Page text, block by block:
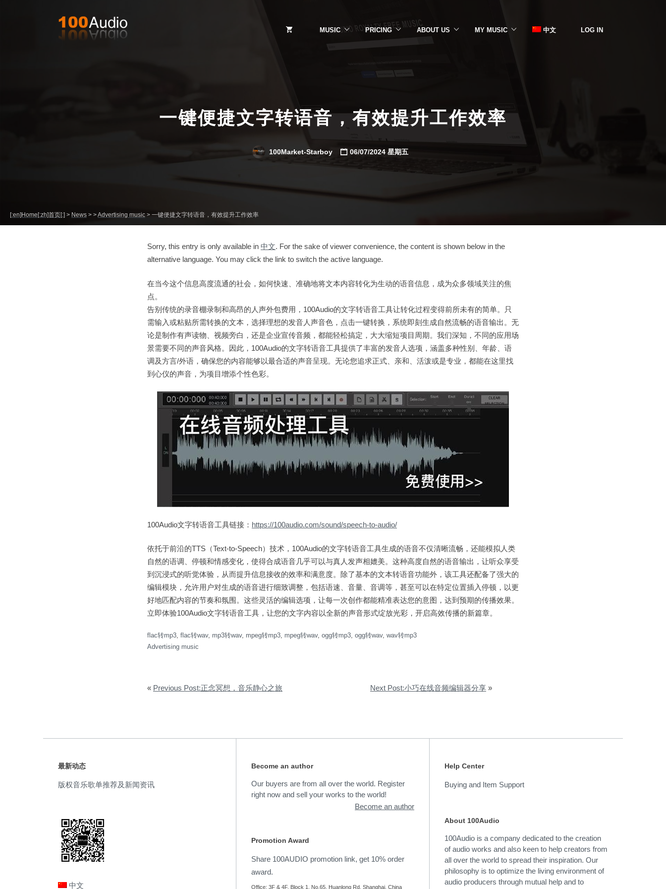
MUSIC PRICING ABOUT US MY MUSIC 中文 LOG IN
一键便捷文字转语音，有效提升工作效率
100Market-Starboy 06/07/2024 星期五
[:en]Home[:zh]首页[:] > News > >Advertising music > 一键便捷文字转语音，有效提升工作效率
Sorry, this entry is only available in 中文. For the sake of viewer convenience, the content is shown below in the
alternative language. You may click the link to switch the active language.
在当今这个信息高度流通的社会，如何快速、准确地将文本内容转化为生动的语音信息，成为众多领域关注的焦
点。
告别传统的录音棚录制和高昂的人声外包费用，100Audio的文字转语音工具让转化过程变得前所未有的简单。只
需输入或粘贴所需转换的文本，选择理想的发音人声音色，点击一键转换，系统即刻生成自然流畅的语音输出。无
论是制作有声读物、视频旁白，还是企业宣传音频，都能轻松搞定，大大缩短项目周期。我们深知，不同的应用场
景需要不同的声音风格。因此，100Audio的文字转语音工具提供了丰富的发音人选项，涵盖多种性别、年龄、语
调及方言/外语，确保您的内容能够以最合适的声音呈现。无论您追求正式、亲和、活泼或是专业，都能在这里找
到心仪的声音，为项目增添个性色彩。
100Audio文字转语音工具链接： https://100audio.com/sound/speech-to-audio/
依托于前沿的TTS（Text-to-Speech）技术，100Audio的文字转语音工具生成的语音不仅清晰流畅，还能模拟人类
自然的语调、停顿和情感变化，使得合成语音几乎可以与真人发声相媲美。这种高度自然的语音输出，让听众享受
到沉浸式的听觉体验，从而提升信息接收的效率和满意度。除了基本的文本转语音功能外，该工具还配备了强大的
编辑模块，允许用户对生成的语音进行细致调整，包括语速、音量、音调等，甚至可以在特定位置插入停顿，以更
好地匹配内容的节奏和氛围。这些灵活的编辑选项，让每一次创作都能精准表达您的意图，达到预期的传播效果。
立即体验100Audio文字转语音工具，让您的文字内容以全新的声音形式绽放光彩，开启高效传播的新篇章。
flac转mp3 flac转wav, mp3转wav, mpeg转mp3 mpeg转wav, ogg转mp3 ogg转wav, wav转mp3
Advertising music
« Previous Post:正念冥想，音乐静心之旅 Next Post:小巧在线音频编辑器分享 »
最新动态
版权音乐歌单推荐及新闻资讯
中文
Become an author
Our buyers are from all over the world. Register
right now and sell your works to the world!
Become an author
Promotion Award
Share 100AUDIO promotion link, get 10% order
award.
Office: 3F & 4F, Block 1, No.65, Huanlong Rd, Shanghai, China
Help Center
Buying and Item Support
About 100Audio
100Audio is a company dedicated to the creation
of audio works and also keen to help creators from
all over the world to spread their inspiration. Our
philosophy is to optimize the living environment of
audio producers through mutual help and to